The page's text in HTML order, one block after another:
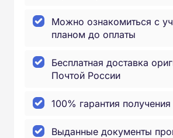
Можно ознакомиться с
планом до оплаты
Бесплатная доставка
Почтой России
100% гарантия
Выданные документы